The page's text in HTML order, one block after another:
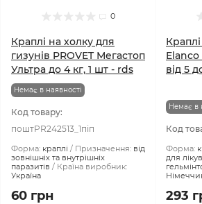
0
Краплі на холку для
гизунів PROVET Мегастоп
Ультра до 4 кг, 1 шт - rds
Немає в наявності
Код товару:
поштPR242513_1піп
Форма: краплі Призначення: від
зовнішніх та внутрішніх
паразитів
Країна виробник:
Україна
60 грн
від 5
Немає в
Код
Форма:
для
293